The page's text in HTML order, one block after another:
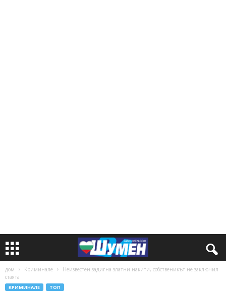
дом Криминале
Неизвестен задигна златни накити, собственикът не заключил
стаята
КРИМИНАЛЕ ТОП